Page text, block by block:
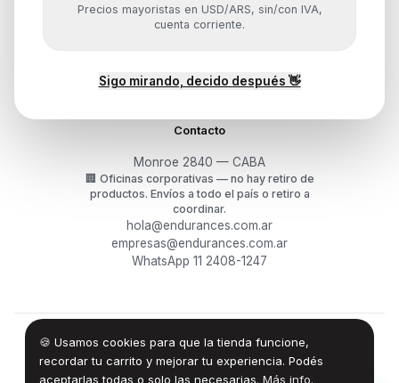
Precios mayoristas en USD/ARS, sin/con IVA,
cuenta corriente.
Sigo mirando, decido después 👋
🍪 Usamos cookies para que la tienda funcione,
recordar tu carrito y mejorar tu experiencia. Podés
aceptarlas todas o solo las necesarias. Más info.
Mis pedidos
¿Cómo querés comprar?
Contacto
Monroe 2840 — CABA
🏢 Oficinas corporativas — no hay retiro de
productos. Envíos a todo el país o retiro a
coordinar.
hola@endurances.com.ar
empresas@endurances.com.ar
WhatsApp 11 2408-1247
© 2026Endurances Technology SA · CUIT 30-71861942-0
Términos·Privacidad ·Devoluciones